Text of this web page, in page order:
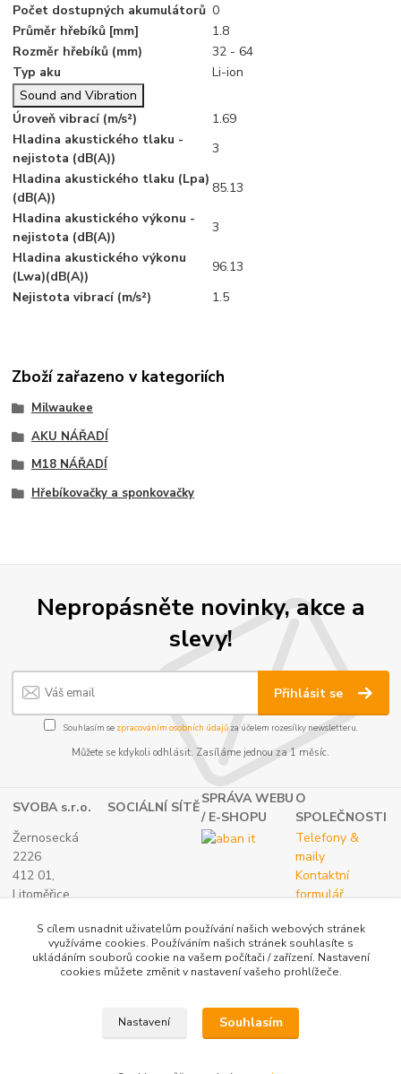
Počet dostupných akumulátorů 0
Průměr hřebíků [mm]
1.8
Rozměr hřebíků (mm)
32 - 64
Typ aku
Li-ion
Sound and Vibration
Úroveň vibrací (m/s²)
1.69
Hladina akustického tlaku -
nejistota (dB(A))
3
Hladina akustického tlaku (Lpa)
(dB(A))
85.13
Hladina akustického výkonu -
nejistota (dB(A))
3
Hladina akustického výkonu
(Lwa)(dB(A))
96.13
Nejistota vibrací (m/s²)
1.5
Zboží zařazeno v kategoriích
Milwaukee
AKU NÁŘADÍ
M18 NÁŘADÍ
Hřebíkovačky a sponkovačky
Nepropásněte novinky, akce a
slevy!
Přihlásit se
Souhlasím se zpracováním osobních údajůza účelem rozesílky newsletteru.
Můžete se kdykoli odhlásit. Zasíláme jednou za 1 měsíc.
SVOBA s.r.o. SOCIÁLNÍ SÍTĚ
SPRÁVA WEBU
/ E-SHOPU
O
SPOLEČNOSTI
Žernosecká
2226
412 01,
Litoměřice
(+420) 416 733
IČ: 27265382
Telefony &
maily
Kontaktní
formulář
S cílem usnadnit uživatelům používání našich webových stránek
využíváme cookies. Používáním našich stránek souhlasíte s
ukládáním souborů cookie na vašem počítači / zařízení. Nastavení
cookies můžete změnit v nastavení vašeho prohlížeče.
Nastavení Souhlasím